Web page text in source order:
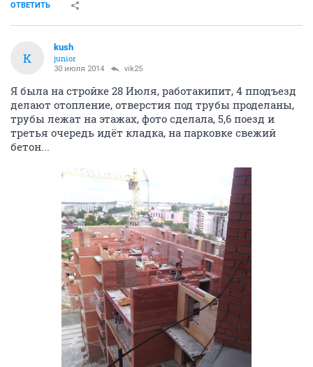
ОТВЕТИТЬ
K
kush
junior
30 июля 2014 vik25
Я была на стройке 28 Июля, работакипит, 4 пподъезд
делают отопление, отверстия под трубы проделаны,
трубы лежат на этажах, фото сделала, 5,6 поезд и
третья очередь идёт кладка, на парковке свежий
бетон...